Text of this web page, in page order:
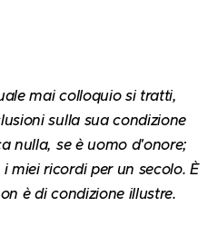
mai colloquio si tratti,
sulla sua condizione
nulla, se è uomo d'onore;
miei ricordi per un secolo. È
è di condizione illustre.